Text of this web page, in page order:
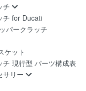
チ
チ for Ducati
パークラッチ
ケット
現行型 パーツ構成表
サリー